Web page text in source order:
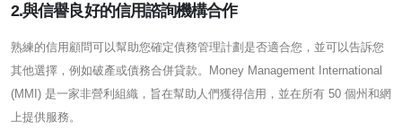
2.與信譽良好的信用諮詢機構合作
熟練的信用顧問可以幫助您確定債務管理計劃是否適合您，並可以告訴您
其他選擇，例如破產或債務合併貸款。Money Management International
(MMI) 是一家非營利組織，旨在幫助人們獲得信用，並在所有 50 個州和網
上提供服務。